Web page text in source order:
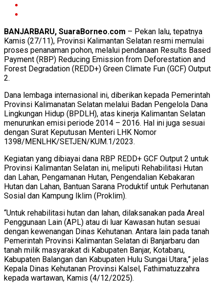
BANJARBARU, SuaraBorneo.com – Pekan lalu, tepatnya
Kamis (27/11), Provinsi Kalimantan Selatan resmi memulai
proses penanaman pohon, melalui pendanaan Results Based
Payment (RBP) Reducing Emission from Deforestation and
Forest Degradation (REDD+) Green Climate Fun (GCF) Output
2.
Dana lembaga internasional ini, diberikan kepada Pemerintah
Provinsi Kalimanatan Selatan melalui Badan Pengelola Dana
Lingkungan Hidup (BPDLH), atas kinerja Kalimantan Selatan
menurunkan emisi periode 2014 – 2016. Hal ini juga sesuai
dengan Surat Keputusan Menteri LHK Nomor
1398/MENLHK/SETJEN/KUM.1/2023.
Kegiatan yang dibiayai dana RBP REDD+ GCF Output 2 untuk
Provinsi Kalimantan Selatan ini, meliputi Rehabilitasi Hutan
dan Lahan, Pengamanan Hutan, Pengendalian Kebakaran
Hutan dan Lahan, Bantuan Sarana Produktif untuk Perhutanan
Sosial dan Kampung Iklim (Proklim).
“Untuk rehabilitasi hutan dan lahan, dilaksanakan pada Areal
Penggunaan Lain (APL) atau di luar Kawasan hutan sesuai
dengan kewenangan Dinas Kehutanan. Antara lain pada tanah
Pemerintah Provinsi Kalimantan Selatan di Banjarbaru dan
tanah milik masyarakat di Kabupaten Banjar, Kotabaru,
Kabupaten Balangan dan Kabupaten Hulu Sungai Utara,” jelas
Kepala Dinas Kehutanan Provinsi Kalsel, Fathimatuzzahra
kepada wartawan, Kamis (4/12/2025).